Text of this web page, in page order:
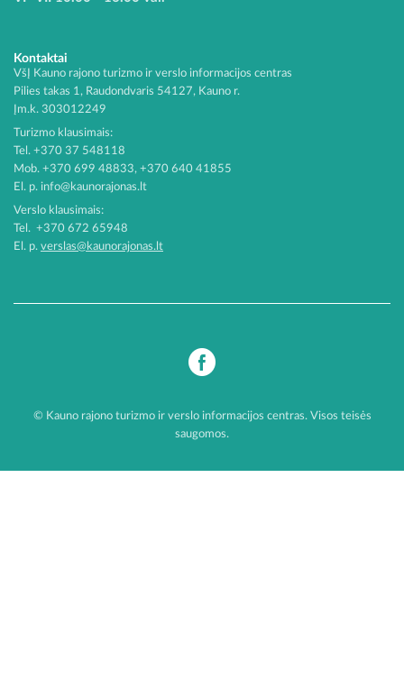
Kontaktai
VšĮ Kauno rajono turizmo ir verslo informacijos centras
Pilies takas 1, Raudondvaris 54127, Kauno r.
Įm.k. 303012249
Turizmo klausimais:
Tel. +370 37 548118
Mob. +370 699 48833, +370 640 41855
El. p. info@kaunorajonas.lt
Verslo klausimais:
Tel. +370 672 65948
El. p. verslas@kaunorajonas.lt
© Kauno rajono turizmo ir verslo informacijos centras. Visos teisės
saugomos.